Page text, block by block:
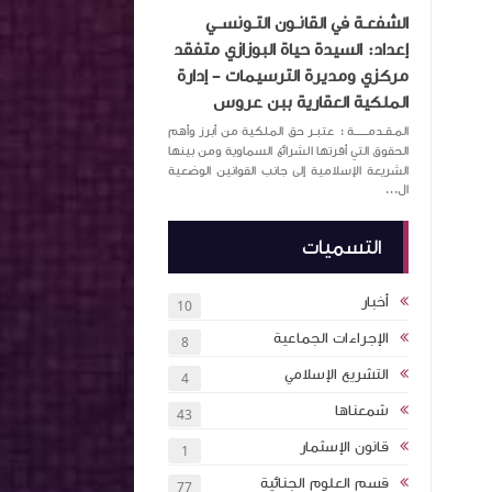
الشفعـة في القانـون التـونســي
إعداد: السيدة حياة البوزازي متفقد
مركزي ومديرة الترسيمات – إدارة
الملكية العقارية ببن عروس
المـقـدمــــــة : عتبـر حق الملكية من أبرز وأهم
الحقوق التي أقرتها الشرائع السماوية ومن بينها
الشريعة الإسلامية إلى جانب القوانين الوضعية
ال...
التسميات
أخبار 10
الإجراءات الجماعية 8
التشريع الإسلامي 4
شمعناها 43
قانون الإسثمار 1
قسم العلوم الجنائية 77